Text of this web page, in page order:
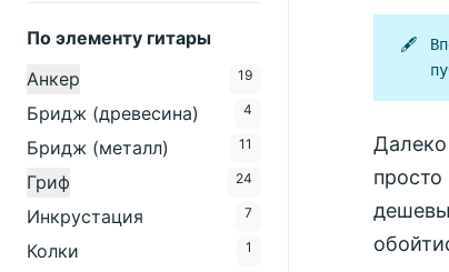
По элементу гитары
Анкер
19
Бридж (древесина) 4
Бридж (металл) 11
Гриф 24
Инкрустация 7
Колки 1
🖋